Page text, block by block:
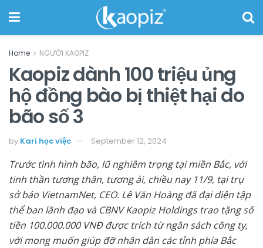
Home NGƯỜI KAOPIZ
Kaopiz dành 100 triệu ủng
hộ đồng bào bị thiệt hại do
bão số 3
by Kari học việc September 12, 2024
Trước tình hình bão, lũ nghiêm trọng tại miền Bắc, với
tinh thần tương thân, tương ái, chiều nay 11/9, tại trụ
sở báo VietnamNet, CEO. Lê Văn Hoàng đã đại diện tập
thể ban lãnh đạo và CBNV Kaopiz Holdings trao tặng số
tiền 100.000.000 VNĐ được trích từ ngân sách công ty,
với mong muốn giúp đỡ nhân dân các tỉnh phía Bắc